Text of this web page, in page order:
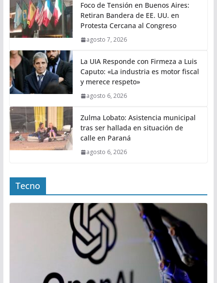
Foco de Tensión en Buenos Aires:
Retiran Bandera de EE. UU. en
Protesta Cercana al Congreso
agosto 7, 2026
La UIA Responde con Firmeza a Luis
Caputo: «La industria es motor fiscal
y merece respeto»
agosto 6, 2026
Zulma Lobato: Asistencia municipal
tras ser hallada en situación de
calle en Paraná
agosto 6, 2026
Tecno